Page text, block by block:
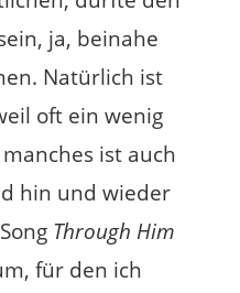
ja, beinahe
Natürlich ist
oft ein wenig
ist auch
hin und wieder
Through Him
für den ich